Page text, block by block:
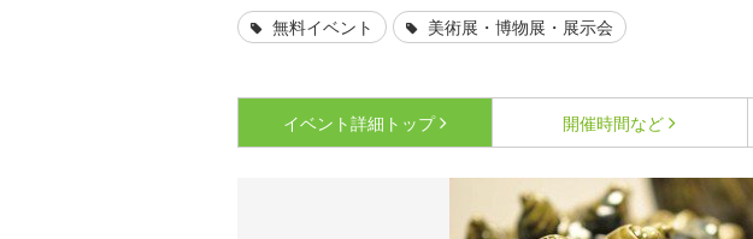
無料イベント 美術展・博物展・展示会
イベント詳細 トップ 開催時間など